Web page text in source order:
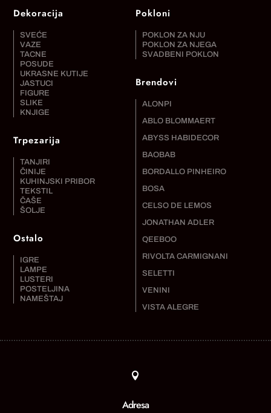
Dekoracija
SVEĆE
VAZE
TACNE
POSUDE
UKRASNE KUTIJE
JASTUCI
FIGURE
SLIKE
KNJIGE
Trpezarija
TANJIRI
ČINIJE
KUHINJSKI PRIBOR
TEKSTIL
ČAŠE
ŠOLJE
Ostalo
IGRE
LAMPE
LUSTERI
POSTELJINA
NAMEŠTAJ
Pokloni
POKLON ZA NJU
POKLON ZA NJEGA
SVADBENI POKLON
Brendovi
ALONPI
ABLO BLOMMAERT
ABYSS HABIDECOR
BAOBAB
BORDALLO PINHEIRO
BOSA
CELSO DE LEMOS
JONATHAN ADLER
QEEBOO
RIVOLTA CARMIGNANI
SELETTI
VENINI
VISTA ALEGRE

Adresa